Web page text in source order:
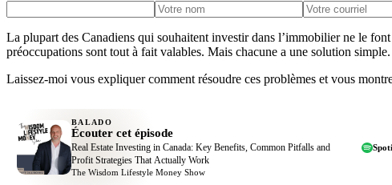
La plupart des Canadiens qui souhaitent investir dans l’immobilier ne le
préoccupations sont tout à fait valables. Mais chacune a une solution simple.
Laissez-moi vous expliquer comment résoudre ces problèmes et vous
BALADO
Écouter cet épisode
Real Estate Investing in Canada: Key Benefits, Common Pitfalls and
Profit Strategies That Actually Work
The Wisdom Lifestyle Money Show